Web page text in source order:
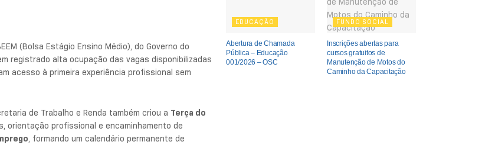
(Bolsa Estágio Ensino Médio), do Governo do
registrado alta ocupação das vagas disponibilizadas
acesso à primeira experiência profissional sem
de Trabalho e Renda também criou a Terça do
orientação profissional e encaminhamento de
, formando um calendário permanente de
EDUCAÇÃO
Abertura de Chamada
Pública – Educação
001/2026 – OSC
FUNDO SOCIAL
Inscrições abertas para
cursos gratuitos de
Manutenção de Motos do
Caminho da Capacitação